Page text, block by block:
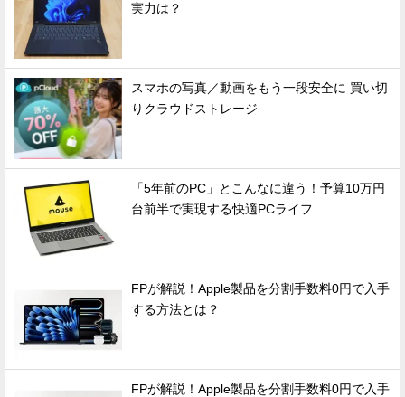
実力は？
スマホの写真／動画をもう一段安全に 買い切
りクラウドストレージ
「5年前のPC」とこんなに違う！予算10万円
台前半で実現する快適PCライフ
FPが解説！Apple製品を分割手数料0円で入手
する方法とは？
FPが解説！Apple製品を分割手数料0円で入手